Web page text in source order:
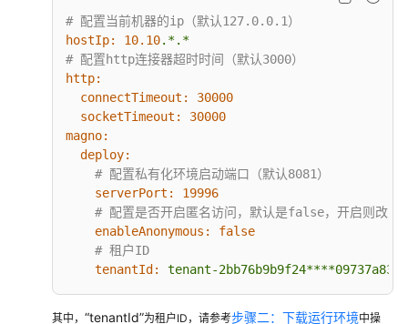
（SLA）
# 配置当前机器的ip（默认127.0.0.1）
hostIp:
10.10.*.*
# 配置http连接器超时时间（默认3000）
http:
connectTimeout:
30000
socketTimeout:
30000
magno:
deploy:
# 配置私有化环境启动端口（默认8081）
serverPort:
19996
# 配置是否开启匿名访问，默认是false，开启则改
enableAnonymous:
false
# 租户ID
tenantId:
tenant-2bb76b9b9f24****09737a83
其中， “tenantId”为租户ID，请参考步骤二：下载运行环境中操